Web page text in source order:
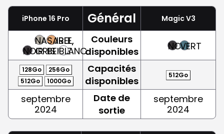
iPhone 16 Pro Général Magic V3
NOIR
NATUREL,
GRIS
SABLE,
BEIGEBLANC
Couleurs
disponibles
NOIRVERT
128Go
256Go
512Go
1000Go
Capacités
disponibles
512Go
septembre
2024
Date de
sortie
septembre
2024